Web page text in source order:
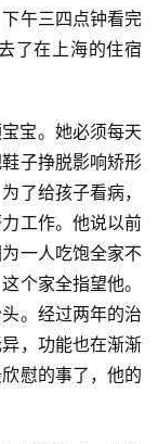
午三四点钟看完
了在上海的住宿
宝。她必须每天
子挣脱影响矫形
了给孩子看病，
工作。他说以前
一人吃饱全家不
个家全指望他。
。经过两年的治
，功能也在渐渐
慰的事了，他的